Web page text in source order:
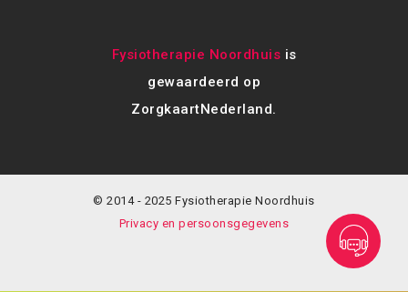
Fysiotherapie Noordhuis is
gewaardeerd op
ZorgkaartNederland.
© 2014 - 2025 Fysiotherapie Noordhuis
Privacy en persoonsgegevens